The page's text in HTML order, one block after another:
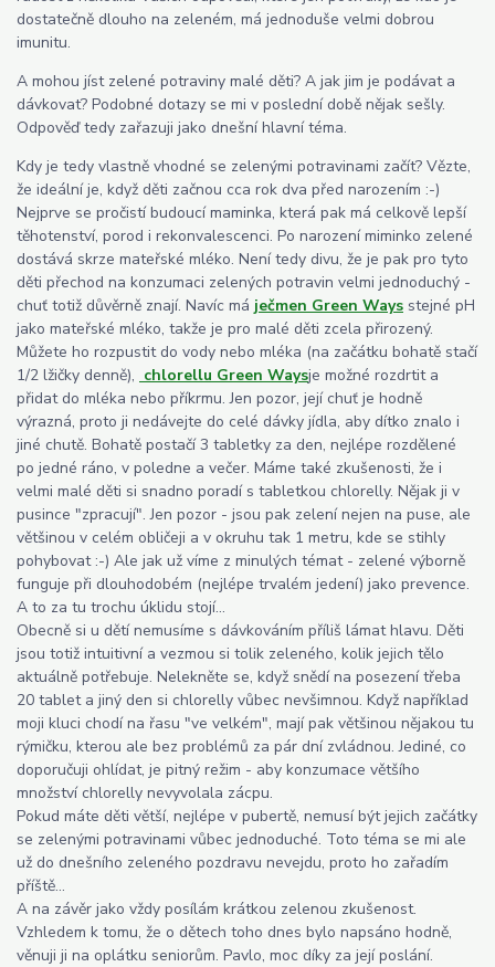
dostatečně dlouho na zeleném, má jednoduše velmi dobrou
imunitu.
A mohou jíst zelené potraviny malé děti? A jak jim je podávat a
dávkovat? Podobné dotazy se mi v poslední době nějak sešly.
Odpověď tedy zařazuji jako dnešní hlavní téma.
Kdy je tedy vlastně vhodné se zelenými potravinami začít? Vězte,
že ideální je, když děti začnou cca rok dva před narozením :-)
Nejprve se pročistí budoucí maminka, která pak má celkově lepší
těhotenství, porod i rekonvalescenci. Po narození miminko zelené
dostává skrze mateřské mléko. Není tedy divu, že je pak pro tyto
děti přechod na konzumaci zelených potravin velmi jednoduchý -
chuť totiž důvěrně znají. Navíc má ječmen Green Ways stejné pH
jako mateřské mléko, takže je pro malé děti zcela přirozený.
Můžete ho rozpustit do vody nebo mléka (na začátku bohatě stačí
1/2 lžičky denně), chlorellu Green Waysje možné rozdrtit a
přidat do mléka nebo příkrmu. Jen pozor, její chuť je hodně
výrazná, proto ji nedávejte do celé dávky jídla, aby dítko znalo i
jiné chutě. Bohatě postačí 3 tabletky za den, nejlépe rozdělené
po jedné ráno, v poledne a večer. Máme také zkušenosti, že i
velmi malé děti si snadno poradí s tabletkou chlorelly. Nějak ji v
pusince "zpracují". Jen pozor - jsou pak zelení nejen na puse, ale
většinou v celém obličeji a v okruhu tak 1 metru, kde se stihly
pohybovat :-) Ale jak už víme z minulých témat - zelené výborně
funguje při dlouhodobém (nejlépe trvalém jedení) jako prevence.
A to za tu trochu úklidu stojí...
Obecně si u dětí nemusíme s dávkováním příliš lámat hlavu. Děti
jsou totiž intuitivní a vezmou si tolik zeleného, kolik jejich tělo
aktuálně potřebuje. Nelekněte se, když snědí na posezení třeba
20 tablet a jiný den si chlorelly vůbec nevšimnou. Když například
moji kluci chodí na řasu "ve velkém", mají pak většinou nějakou tu
rýmičku, kterou ale bez problémů za pár dní zvládnou. Jediné, co
doporučuji ohlídat, je pitný režim - aby konzumace většího
množství chlorelly nevyvolala zácpu.
Pokud máte děti větší, nejlépe v pubertě, nemusí být jejich začátky
se zelenými potravinami vůbec jednoduché. Toto téma se mi ale
už do dnešního zeleného pozdravu nevejdu, proto ho zařadím
příště...
A na závěr jako vždy posílám krátkou zelenou zkušenost.
Vzhledem k tomu, že o dětech toho dnes bylo napsáno hodně,
věnuji ji na oplátku seniorům. Pavlo, moc díky za její poslání.